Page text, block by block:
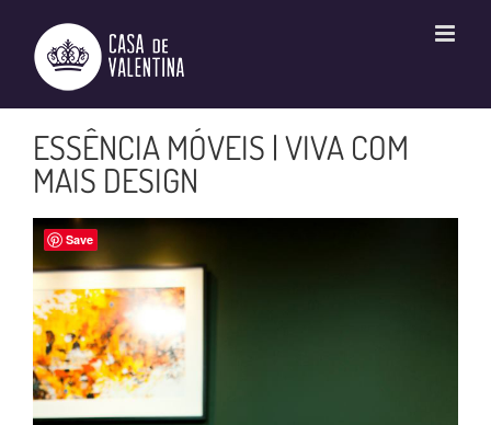
conteúdo
ESSÊNCIA MÓVEIS | VIVA COM
MAIS DESIGN
Save